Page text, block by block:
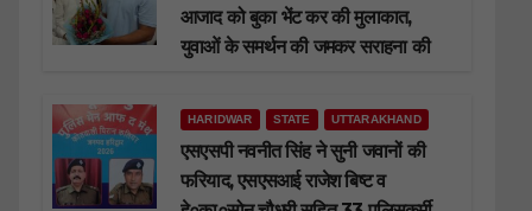
आजाद को बुका भेंट कर की मुलाकात,
युवाओं के समर्थन की जमकर सराहना की
HARIDWAR STATE UTTARAKHAND
एसएसपी नवनीत सिंह ने सुनी जवानों की
फरियाद, एसएसआई राजेश बिष्ट व